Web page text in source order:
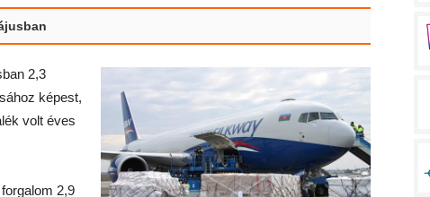
2,3
képest,
volt éves
2,9